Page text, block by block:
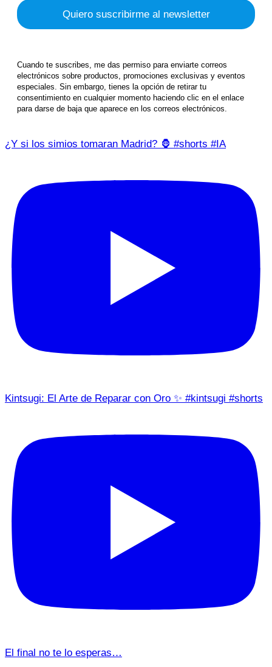
Cuando te suscribes, me das permiso para enviarte correos
electrónicos sobre productos, promociones exclusivas y eventos
especiales. Sin embargo, tienes la opción de retirar tu
consentimiento en cualquier momento haciendo clic en el enlace
para darse de baja que aparece en los correos electrónicos.
¿Y si los simios tomaran Madrid? 🦍 #shorts #IA
Kintsugi: El Arte de Reparar con Oro ✨ #kintsugi #shorts
El final no te lo esperas…